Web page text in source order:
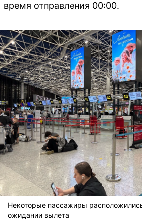
время отправления 00:00.
Некоторые пассажиры
ожидании вылета